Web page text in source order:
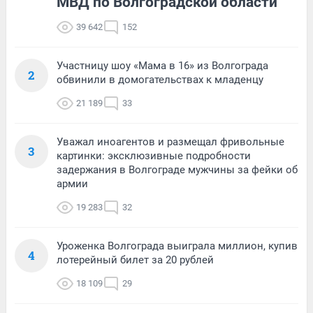
39 642 152
2
Участницу шоу «Мама в 16» из Волгограда
обвинили в домогательствах к младенцу
21 189 33
3
Уважал иноагентов и размещал фривольные
картинки: эксклюзивные подробности
задержания в Волгограде мужчины за фейки об
армии
19 283 32
4
Уроженка Волгограда выиграла миллион, купив
лотерейный билет за 20 рублей
18 109 29